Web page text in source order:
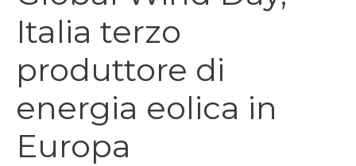
Italia terzo
produttore di
energia eolica in
Europa